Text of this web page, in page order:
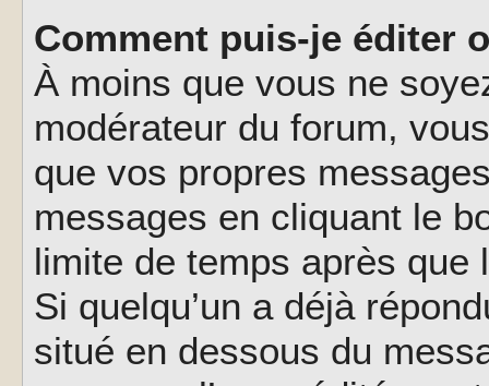
Comment puis-je éditer
À moins que vous ne
modérateur du forum,
que vos propres
messages en cliquant le
limite de temps après
Si quelqu’un a déjà
situé en dessous du